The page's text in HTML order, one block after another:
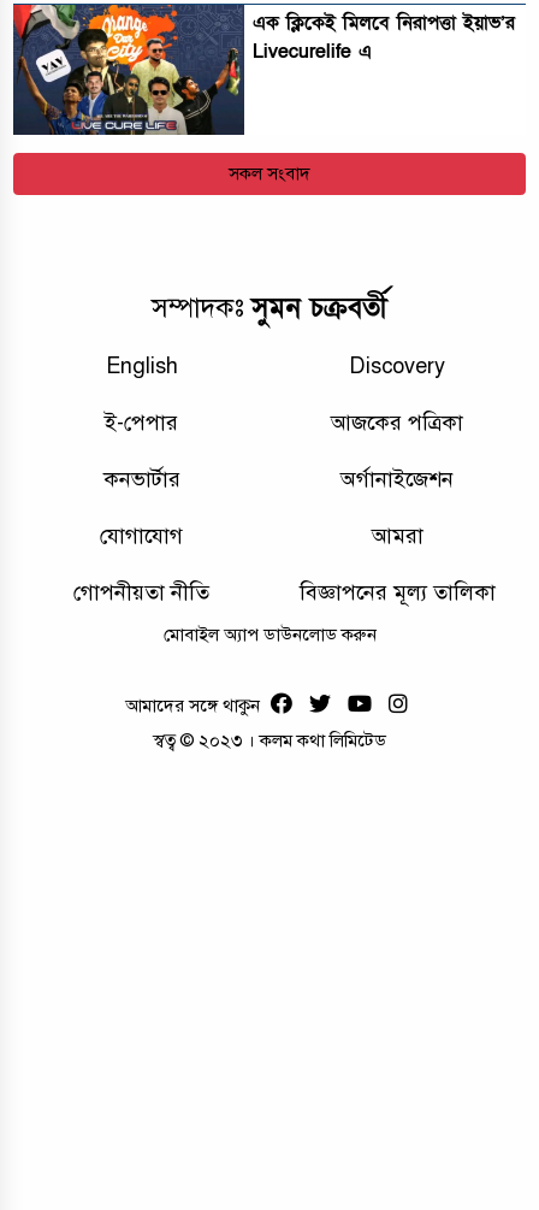
এক ক্লিকেই মিলবে নিরাপত্তা ইয়াভ’র
Livecurelife এ
সকল সংবাদ
সম্পাদকঃসুমন চক্রবর্তী
English Discovery
ই-পেপার আজকের পত্রিকা
কনভার্টার অর্গানাইজেশন
যোগাযোগ আমরা
গোপনীয়তা নীতি বিজ্ঞাপনের মূল্য তালিকা
মোবাইল অ্যাপ ডাউনলোড করুন
আমাদের সঙ্গে থাকুন
স্বত্ব © ২০২৩ । কলম কথা লিমিটেড